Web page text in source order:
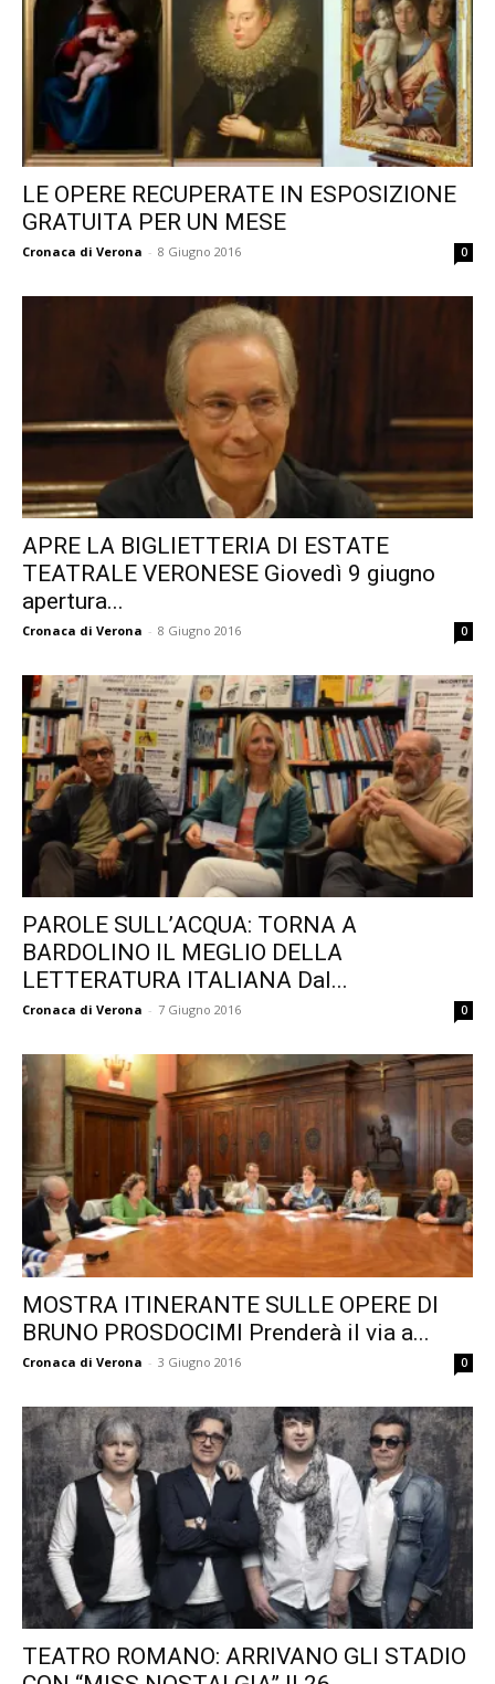
LE OPERE RECUPERATE IN ESPOSIZIONE
GRATUITA PER UN MESE
Cronaca di Verona - 8 Giugno 2016 0
APRE LA BIGLIETTERIA DI ESTATE
TEATRALE VERONESE Giovedì 9 giugno
apertura...
Cronaca di Verona - 8 Giugno 2016 0
PAROLE SULL’ACQUA: TORNA A
BARDOLINO IL MEGLIO DELLA
LETTERATURA ITALIANA Dal...
Cronaca di Verona - 7 Giugno 2016 0
MOSTRA ITINERANTE SULLE OPERE DI
BRUNO PROSDOCIMI Prenderà il via a...
Cronaca di Verona - 3 Giugno 2016 0
TEATRO ROMANO: ARRIVANO GLI STADIO